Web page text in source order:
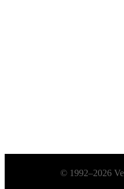
Alatunniste© 1992–2026